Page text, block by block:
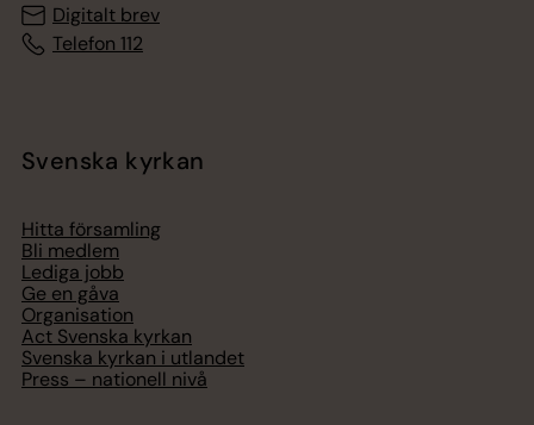
Digitalt brev
Telefon 112
Svenska kyrkan
Hitta församling
Bli medlem
Lediga jobb
Ge en gåva
Organisation
Act Svenska kyrkan
Svenska kyrkan i utlandet
Press – nationell nivå